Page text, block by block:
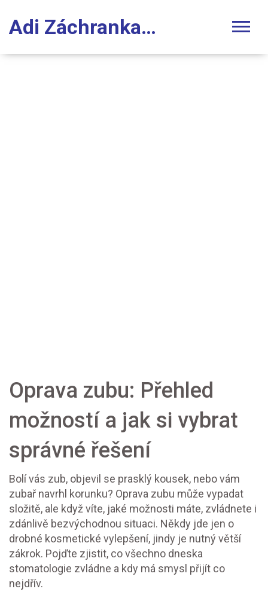
Adi Záchranka Stomatologie
Oprava zubu: Přehled
možností a jak si vybrat
správné řešení
Bolí vás zub, objevil se prasklý kousek, nebo vám
zubař navrhl korunku? Oprava zubu může vypadat
složitě, ale když víte, jaké možnosti máte, zvládnete i
zdánlivě bezvýchodnou situaci. Někdy jde jen o
drobné kosmetické vylepšení, jindy je nutný větší
zákrok. Pojďte zjistit, co všechno dneska
stomatologie zvládne a kdy má smysl přijít co
nejdřív.